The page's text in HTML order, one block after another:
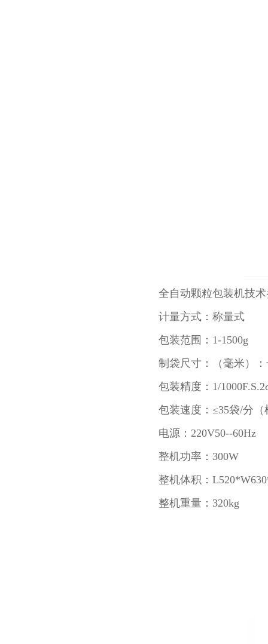
全自动颗粒包装机技
计量方式：称量式
包装范围：1-1500g
制袋尺寸：（毫米）
包装精度：1/
包装速度：≤35袋/分
电源：220V50--60Hz
整机功率：300W
整机体积：
整机重量：320kg